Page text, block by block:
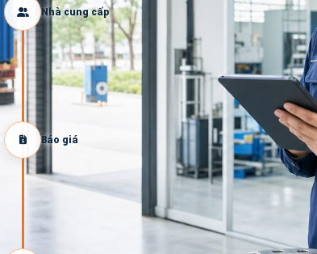
Nhà cung cấp
Báo giá